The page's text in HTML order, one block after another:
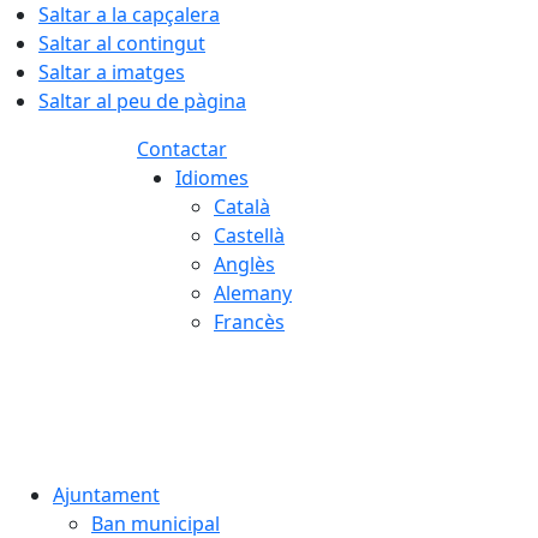
Saltar a la capçalera
Saltar al contingut
Saltar a imatges
Saltar al peu de pàgina
Contactar
Idiomes
Català
Castellà
Anglès
Alemany
Francès
Ajuntament
Ban municipal